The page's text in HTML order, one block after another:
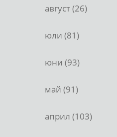
август (26)
юли (81)
юни (93)
май (91)
април (103)